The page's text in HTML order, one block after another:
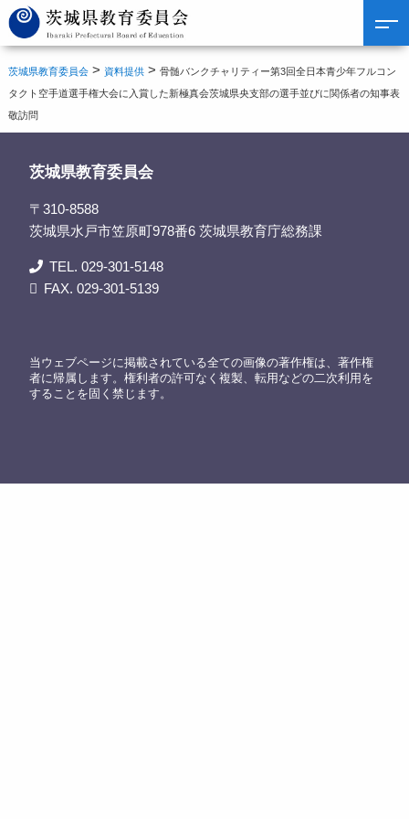
茨城県教育委員会 > 資料提供 >骨髄バンクチャリティー第3回全日本青少年フルコン
タクト空手道選手権大会に入賞した新極真会茨城県央支部の選手並びに関係者の知事表
敬訪問
茨城県教育委員会
〒310-8588
茨城県水戸市笠原町978番6 茨城県教育庁総務課
TEL. 029-301-5148
FAX. 029-301-5139
当ウェブページに掲載されている全ての画像の著作権は、著作権
者に帰属します。権利者の許可なく複製、転用などの二次利用を
することを固く禁じます。